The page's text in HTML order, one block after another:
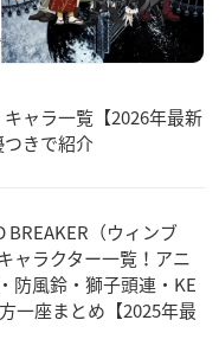
ャラ一覧【2026年最新
きで紹介
BREAKER（ウィンブ
ャラクター一覧！アニ
防風鈴・獅子頭連・KE
一座まとめ【2025年最